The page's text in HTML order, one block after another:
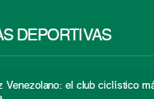
DEPORTIVAS
Venezolano: el club ciclístico